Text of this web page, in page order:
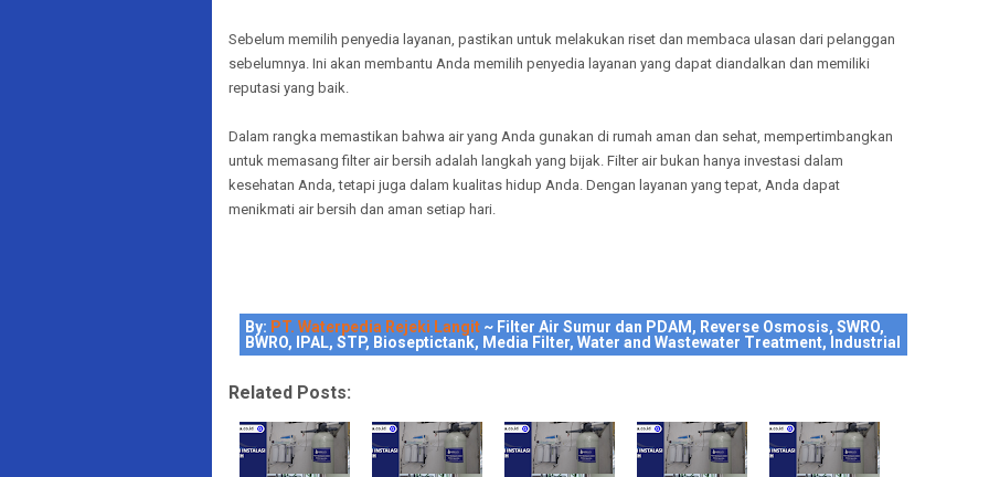
Sebelum memilih penyedia layanan, pastikan untuk melakukan riset dan membaca ulasan dari pelanggan
sebelumnya. Ini akan membantu Anda memilih penyedia layanan yang dapat diandalkan dan memiliki
reputasi yang baik.
Dalam rangka memastikan bahwa air yang Anda gunakan di rumah aman dan sehat, mempertimbangkan
untuk memasang filter air bersih adalah langkah yang bijak. Filter air bukan hanya investasi dalam
kesehatan Anda, tetapi juga dalam kualitas hidup Anda. Dengan layanan yang tepat, Anda dapat
menikmati air bersih dan aman setiap hari.
By: PT. Waterpedia Rejeki Langit ~ Filter Air Sumur dan PDAM, Reverse Osmosis, SWRO,
BWRO, IPAL, STP, Bioseptictank, Media Filter, Water and Wastewater Treatment, Industrial
Related Posts: